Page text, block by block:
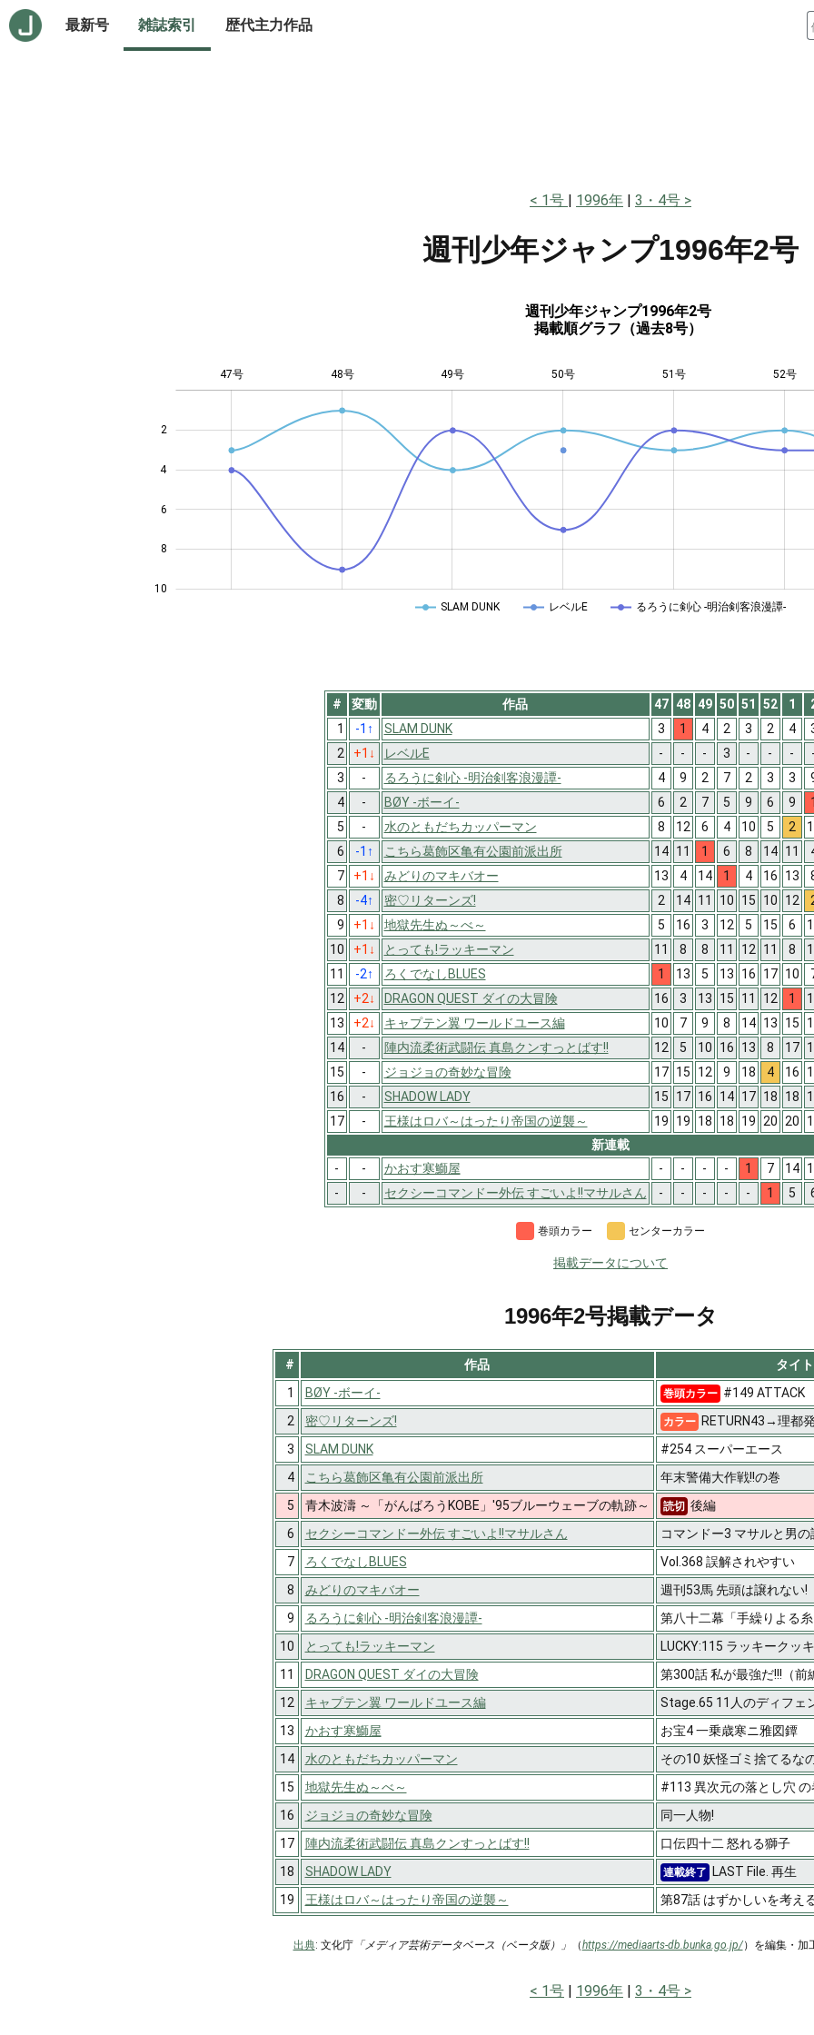
最新号 雑誌索引 歴代主力作品
1号 1996年 3・4号
週刊少年ジャンプ1996年2号
週刊少年ジャンプ1996年2号
掲載順グラフ（過去8号）
2
4
6
8
10
47号 48号 49号 50号 51号 52号
SLAM DUNK レベルE るろうに剣心 -明治剣客浪漫譚-
# 変動 作品 47 48 49 50 51 52 1
1
-1 ↑ SLAM DUNK 3 1 4 2 3 2 4
2
+1 ↓ レベルE - - - 3 - - - -
3
- るろうに剣心 -明治剣客浪漫譚- 4 9 2 7 2 3 3
4
- BØY -ボーイ- 6 2 7 5 9 6 9 1
5
- 水のともだちカッパーマン 8 12 6 4 10 5 2
6
-1 ↑ こちら葛飾区亀有公園前派出所 14 11 1 6 8 14 11
7
+1 ↓ みどりのマキバオー 13 4 14 1 4 16 13
8
-4↑ 密♡リターンズ! 2 14 11 10 15 10 12
9
+1 ↓ 地獄先生ぬ～べ～ 5 16 3 12 5 15 6
10
+1 ↓ とっても!ラッキーマン 11 8 8 11 12 11 8
11
-2↑ ろくでなしBLUES 1 13 5 13 16 17 10
12
+2↓ DRAGON QUEST ダイの大冒険 16 3 13 15 11 12 1
13
+2↓ キャプテン翼 ワールドユース編 10 7 9 8 14 13 15
14
- 陣内流柔術武闘伝 真島クンすっとばす!! 12 5 10 16 13 8 17
15
- ジョジョの奇妙な冒険 17 15 12 9 18 4 16
16
- SHADOW LADY 15 17 16 14 17 18 18
17
- 王様はロバ～はったり帝国の逆襲～ 19 19 18 18 19 20 20
新連載
-
- かおす寒鰤屋 - - - - 1 7 14
-
- セクシーコマンドー外伝 すごいよ!!マサルさん - - - - - 1 5
巻頭カラー センターカラー
掲載データについて
1996年2号掲載データ
# 作品
タイ
1
BØY -ボーイ- 巻頭カラー #149 ATTACK
2
密♡リターンズ! カラー
RETURN43→理都
3
SLAM DUNK
#254 スーパーエース
4
こちら葛飾区亀有公園前派出所
年末警備大作戦!!の巻
5
青木波濤 ～「がんばろうKOBE」'95ブルーウェーブの軌跡～ 読切 後編
6
セクシーコマンドー外伝 すごいよ!!マサルさん
コマンドー3 マサルと男の
7
ろくでなしBLUES
Vol.368 誤解されやすい
8
みどりのマキバオー
週刊53馬 先頭は譲れない!
9
るろうに剣心 -明治剣客浪漫譚-
第八十二幕「手繰りよる糸
10
とっても!ラッキーマン
LUCKY:115 ラッキークッ
11
DRAGON QUEST ダイの大冒険
第300話 私が最強だ!!!（前
12
キャプテン翼 ワールドユース編
Stage.65 11人のディフェ
13
かおす寒鰤屋
お宝4 一乗歳寒ニ雅図鐔
14
水のともだちカッパーマン
その10 妖怪ゴミ捨てるな
15
地獄先生ぬ～べ～
#113 異次元の落とし穴 の
16
ジョジョの奇妙な冒険
同一人物!
17
陣内流柔術武闘伝 真島クンすっとばす!!
口伝四十二 怒れる獅子
18
SHADOW LADY 連載終了
LAST File. 再生
19
王様はロバ～はったり帝国の逆襲～ 第87話 はずかしいを考え
出典: 文化庁「メディア芸術データベース（ベータ版）」 （https://mediaarts-db.bunka.go.jp/）を編集・加
1号 1996年 3・4号